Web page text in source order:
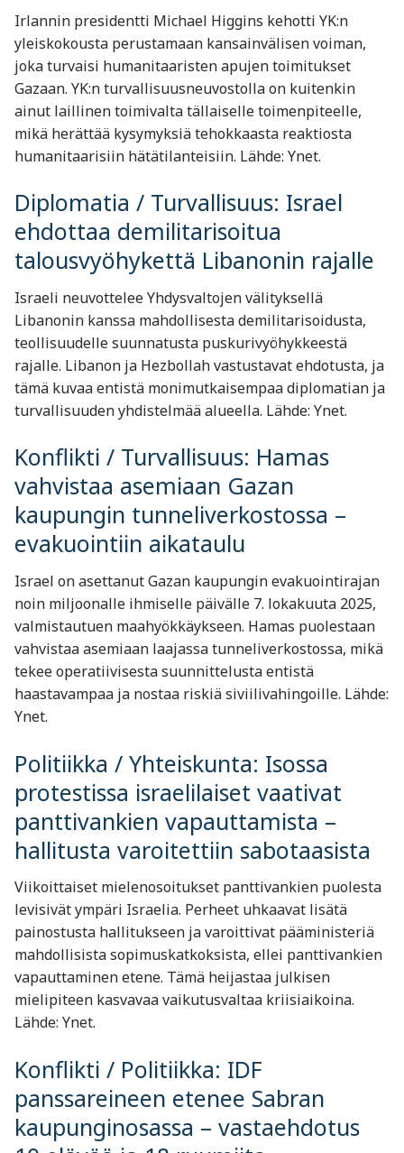
Irlannin presidentti Michael Higgins kehotti YK:n
yleiskokousta perustamaan kansainvälisen voiman,
joka turvaisi humanitaaristen apujen toimitukset
Gazaan. YK:n turvallisuusneuvostolla on kuitenkin
ainut laillinen toimivalta tällaiselle toimenpiteelle,
mikä herättää kysymyksiä tehokkaasta reaktiosta
humanitaarisiin hätätilanteisiin. Lähde: Ynet.
Diplomatia / Turvallisuus: Israel
ehdottaa demilitarisoitua
talousvyöhykettä Libanonin rajalle
Israeli neuvottelee Yhdysvaltojen välityksellä
Libanonin kanssa mahdollisesta demilitarisoidusta,
teollisuudelle suunnatusta puskurivyöhykkeestä
rajalle. Libanon ja Hezbollah vastustavat ehdotusta, ja
tämä kuvaa entistä monimutkaisempaa diplomatian ja
turvallisuuden yhdistelmää alueella. Lähde: Ynet.
Konflikti / Turvallisuus: Hamas
vahvistaa asemiaan Gazan
kaupungin tunneliverkostossa –
evakuointiin aikataulu
Israel on asettanut Gazan kaupungin evakuointirajan
noin miljoonalle ihmiselle päivälle 7. lokakuuta 2025,
valmistautuen maahyökkäykseen. Hamas puolestaan
vahvistaa asemiaan laajassa tunneliverkostossa, mikä
tekee operatiivisesta suunnittelusta entistä
haastavampaa ja nostaa riskiä siviilivahingoille. Lähde:
Ynet.
Politiikka / Yhteiskunta: Isossa
protestissa israelilaiset vaativat
panttivankien vapauttamista –
hallitusta varoitettiin sabotaasista
Viikoittaiset mielenosoitukset panttivankien puolesta
levisivät ympäri Israelia. Perheet uhkaavat lisätä
painostusta hallitukseen ja varoittivat pääministeriä
mahdollisista sopimuskatkoksista, ellei panttivankien
vapauttaminen etene. Tämä heijastaa julkisen
mielipiteen kasvavaa vaikutusvaltaa kriisiaikoina.
Lähde: Ynet.
Konflikti / Politiikka: IDF
panssareineen etenee Sabran
kaupunginosassa – vastaehdotus